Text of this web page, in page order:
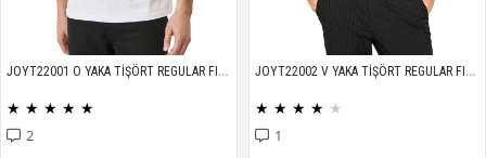
JOYT22001 O YAKA TİŞÖRT REGULAR FIT %100 PAMUK COMPACK PENYE
★ ★ ★ ★ ★
2
JOYT22002 V YAKA TİŞÖRT REGULAR FIT %100 PAMUK COMPACK PENYE
★ ★ ★ ★ ★
1